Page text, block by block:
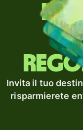
Invita il tuo
risparmierete